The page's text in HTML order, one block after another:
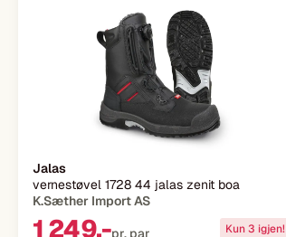
Jalas
vernestøvel 1728 44 jalas zenit boa
K.Sæther Import AS
1 249,-pr. par Kun 3 igjen!